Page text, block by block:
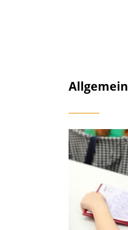
Allgemein